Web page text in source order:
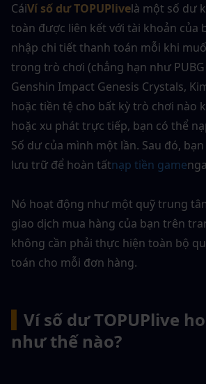
CáiVí số dư TOPUPlivelà một số dư
toàn được liên kết với tài khoản của
nhập chi tiết thanh toán mỗi khi
trong trò chơi (chẳng hạn như
Genshin Impact Genesis Crystals,
hoặc tiền tệ cho bất kỳ trò chơi nào
hoặc xu phát trực tiếp, bạn có thể
Số dư của mình một lần. Sau đó,
lưu trữ để hoàn tấtnạp tiền game
Nó hoạt động như một quỹ trung
giao dịch mua hàng của bạn trên
không cần phải thực hiện toàn bộ
toán cho mỗi đơn hàng.
Ví số dư TOPUPlive
như thế nào?